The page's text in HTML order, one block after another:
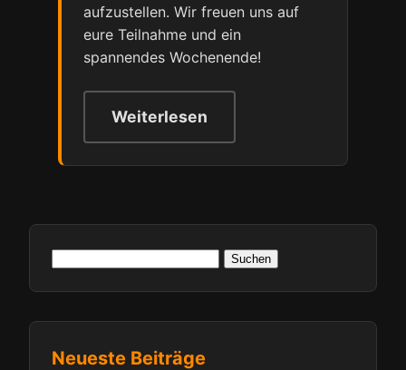
aufzustellen. Wir freuen uns auf
eure Teilnahme und ein
spannendes Wochenende!
Weiterlesen
Neueste Beiträge